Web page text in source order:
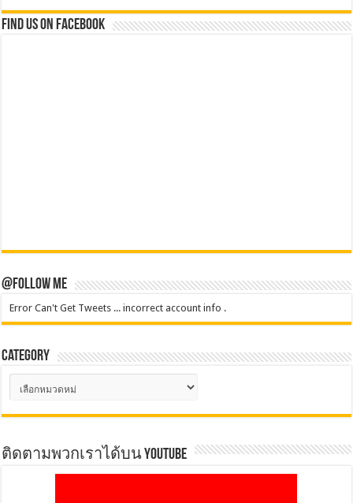
Find us on Facebook
@Follow Me
Error Can't Get Tweets ... incorrect account info .
Category
Category
ติดตามพวกเราได้บน YOUTUBE